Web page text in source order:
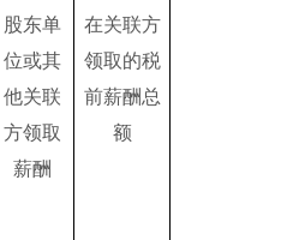
股东单
位或其
他关联
方领取
薪酬
在关联方
领取的税
前薪酬总
额